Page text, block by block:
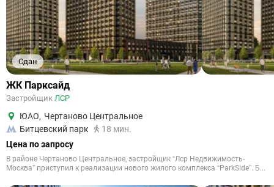
Сдан
ЖК Парксайд
Застройщик ЛСР
ЮАО, Чертаново Центральное
Битцевский парк
18 мин.
Цена по запросу
В районе Чертаново Центральное, застройщик “Лср Недвижимость-
Москва” приступил к реализации нового жилого комплекса “ParkSide”. Б...